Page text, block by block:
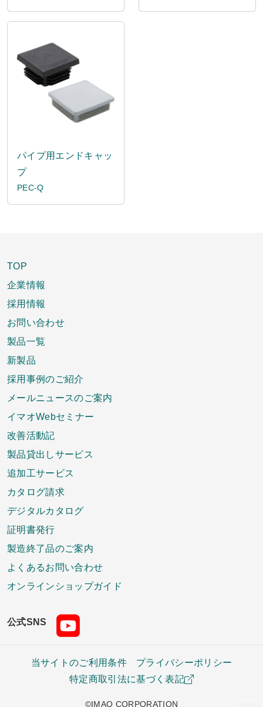
パイプ用エンドキャッ
プ
PEC-Q
TOP
企業情報
採用情報
お問い合わせ
製品一覧
新製品
採用事例のご紹介
メールニュースのご案内
イマオWebセミナー
改善活動記
製品貸出しサービス
追加工サービス
カタログ請求
デジタルカタログ
証明書発行
製造終了品のご案内
よくあるお問い合わせ
オンラインショップガイド
公式SNS
©IMAO CORPORATION
当サイトのご利用条件
プライバシーポリシー
特定商取引法に基づく表記